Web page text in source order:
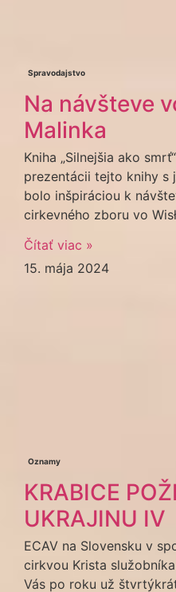
Spravodajstvo
Na návšteve
Malinka
Kniha „Silnejšia ako
prezentácii tejto knihy s
bolo inšpiráciou k
cirkevného zboru vo
Čítať viac »
15. mája 2024
Oznamy
KRABICE
UKRAJINU IV
ECAV na Slovensku v
cirkvou Krista
Vás po roku už